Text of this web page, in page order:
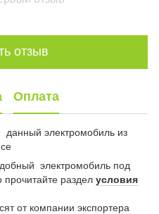
отзыв
Оплата
электромобиль из
электромобиль под
прочитайте раздел условия
от компании экспортера